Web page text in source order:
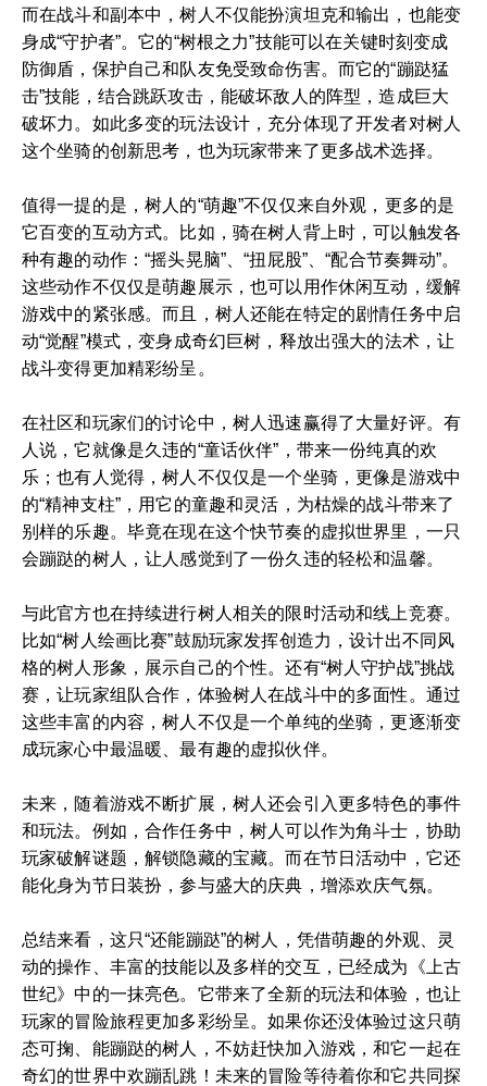
而在战斗和副本中，树人不仅能扮演坦克和输出，也能变
身成“守护者”。它的“树根之力”技能可以在关键时刻变成
防御盾，保护自己和队友免受致命伤害。而它的“蹦跶猛
击”技能，结合跳跃攻击，能破坏敌人的阵型，造成巨大
破坏力。如此多变的玩法设计，充分体现了开发者对树人
这个坐骑的创新思考，也为玩家带来了更多战术选择。
值得一提的是，树人的“萌趣”不仅仅来自外观，更多的是
它百变的互动方式。比如，骑在树人背上时，可以触发各
种有趣的动作：“摇头晃脑”、“扭屁股”、“配合节奏舞动”。
这些动作不仅仅是萌趣展示，也可以用作休闲互动，缓解
游戏中的紧张感。而且，树人还能在特定的剧情任务中启
动“觉醒”模式，变身成奇幻巨树，释放出强大的法术，让
战斗变得更加精彩纷呈。
在社区和玩家们的讨论中，树人迅速赢得了大量好评。有
人说，它就像是久违的“童话伙伴”，带来一份纯真的欢
乐；也有人觉得，树人不仅仅是一个坐骑，更像是游戏中
的“精神支柱”，用它的童趣和灵活，为枯燥的战斗带来了
别样的乐趣。毕竟在现在这个快节奏的虚拟世界里，一只
会蹦跶的树人，让人感觉到了一份久违的轻松和温馨。
与此官方也在持续进行树人相关的限时活动和线上竞赛。
比如“树人绘画比赛”鼓励玩家发挥创造力，设计出不同风
格的树人形象，展示自己的个性。还有“树人守护战”挑战
赛，让玩家组队合作，体验树人在战斗中的多面性。通过
这些丰富的内容，树人不仅是一个单纯的坐骑，更逐渐变
成玩家心中最温暖、最有趣的虚拟伙伴。
未来，随着游戏不断扩展，树人还会引入更多特色的事件
和玩法。例如，合作任务中，树人可以作为角斗士，协助
玩家破解谜题，解锁隐藏的宝藏。而在节日活动中，它还
能化身为节日装扮，参与盛大的庆典，增添欢庆气氛。
总结来看，这只“还能蹦跶”的树人，凭借萌趣的外观、灵
动的操作、丰富的技能以及多样的交互，已经成为《上古
世纪》中的一抹亮色。它带来了全新的玩法和体验，也让
玩家的冒险旅程更加多彩纷呈。如果你还没体验过这只萌
态可掬、能蹦跶的树人，不妨赶快加入游戏，和它一起在
奇幻的世界中欢蹦乱跳！未来的冒险等待着你和它共同探